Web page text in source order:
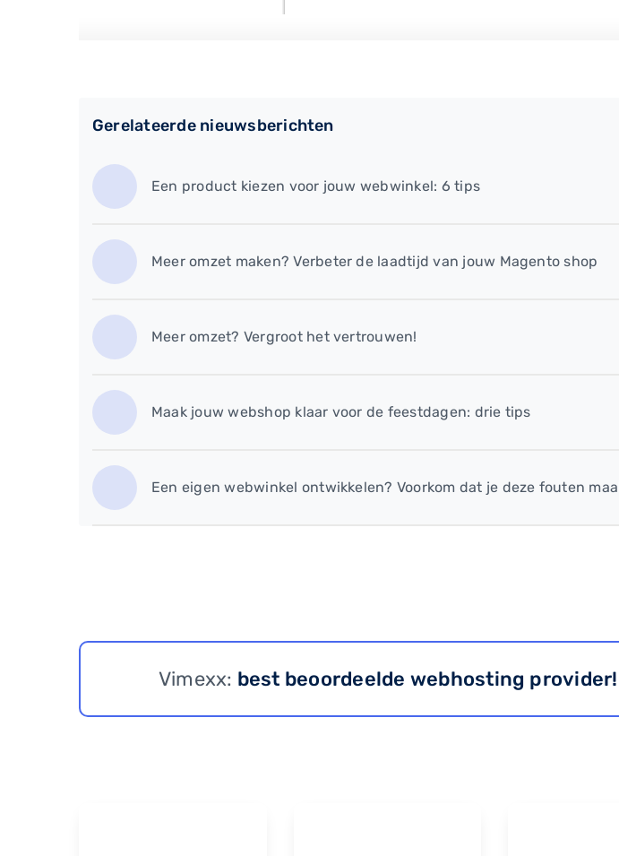
Gerelateerde nieuwsberichten
​Een product kiezen voor jouw webwinkel: 6 tips
Meer omzet maken? Verbeter de laadtijd van jouw Magento shop
​Meer omzet? Vergroot het vertrouwen!
Maak jouw webshop klaar voor de feestdagen: drie tips
​Een eigen webwinkel ontwikkelen? Voorkom dat je deze fouten
Vimexx: best beoordeelde webhosting provider!